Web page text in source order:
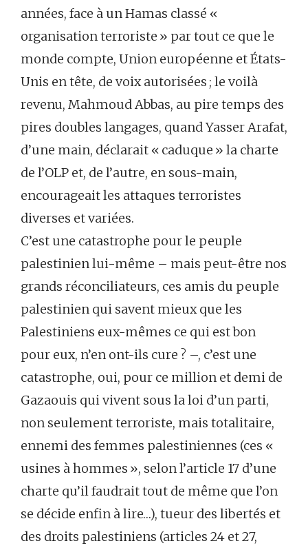
années, face à un Hamas classé «
organisation terroriste » par tout ce que le
monde compte, Union européenne et États-
Unis en tête, de voix autorisées ; le voilà
revenu, Mahmoud Abbas, au pire temps des
pires doubles langages, quand Yasser Arafat,
d’une main, déclarait « caduque » la charte
de l’OLP et, de l’autre, en sous-main,
encourageait les attaques terroristes
diverses et variées.
C’est une catastrophe pour le peuple
palestinien lui-même – mais peut-être nos
grands réconciliateurs, ces amis du peuple
palestinien qui savent mieux que les
Palestiniens eux-mêmes ce qui est bon
pour eux, n’en ont-ils cure ? –, c’est une
catastrophe, oui, pour ce million et demi de
Gazaouis qui vivent sous la loi d’un parti,
non seulement terroriste, mais totalitaire,
ennemi des femmes palestiniennes (ces «
usines à hommes », selon l’article 17 d’une
charte qu’il faudrait tout de même que l’on
se décide enfin à lire…), tueur des libertés et
des droits palestiniens (articles 24 et 27,